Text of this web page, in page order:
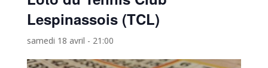
Lespinassois (TCL)
samedi 18 avril - 21:00